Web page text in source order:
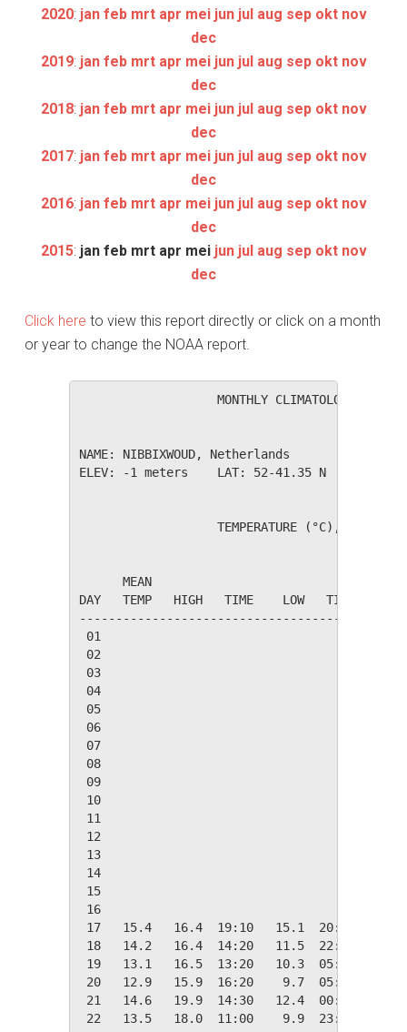
2020: jan feb mrt apr mei jun jul aug sep okt nov
dec
2019: jan feb mrt apr mei jun jul aug sep okt nov
dec
2018: jan feb mrt apr mei jun jul aug sep okt nov
dec
2017: jan feb mrt apr mei jun jul aug sep okt nov
dec
2016: jan feb mrt apr mei jun jul aug sep okt nov
dec
2015: jan feb mrt apr mei jun jul aug sep okt nov
dec
Click here to view this report directly or click on a month
or year to change the NOAA report.
MONTHLY CLIMATOLOGICAL
NAME: NIBBIXWOUD,
ELEV: -1 meters    LAT: 52-41.35 N    LONG:
TEMPERATURE (°C), RAIN
MEAN
DAY   TEMP   HIGH   TIME    LOW   TIME
01
02
03
04
05
06
07
08
09
10
11
12
13
14
15
16
17   15.4   16.4  19:10   15.1  20:50
18   14.2   16.4  14:20   11.5  22:20
19   13.1   16.5  13:20   10.3  05:20
20   12.9   15.9  16:20    9.7  05:10
21   14.6   19.9  14:30   12.4  00:10
22   13.5   18.0  11:00    9.9  23:30